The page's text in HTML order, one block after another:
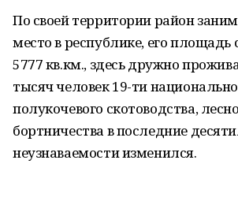
По своей территории район
место в республике, его площадь
5777 кв.км., здесь дружно
тысяч человек 19-ти
полукочевого скотоводства,
бортничества в последние
неузнаваемости изменился.